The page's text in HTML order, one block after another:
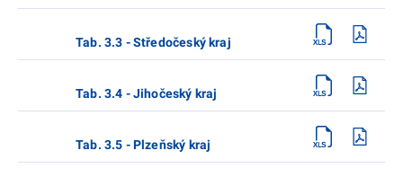
Tab. 3.3 - Středočeský kraj
Tab. 3.4 - Jihočeský kraj
Tab. 3.5 - Plzeňský kraj